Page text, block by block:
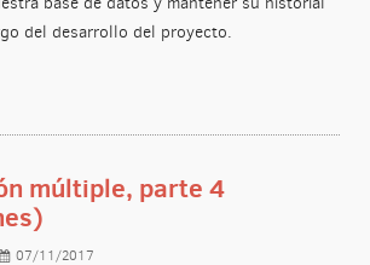
del desarrollo del proyecto.
múltiple, parte 4
07/11/2017